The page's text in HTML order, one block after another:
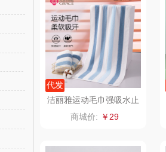
邻家饭香
天琴
傲胜OSIM
温仑山（电器类）
代发
洁丽雅运动毛巾强吸水止
汗加长款袋装兰色20250
018
商城价: ￥29